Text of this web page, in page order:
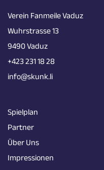
Verein Fanmeile Vaduz
Wuhrstrasse 13
9490 Vaduz
+423 231 18 28
info@skunk.li
Spielplan
Partner
Über Uns
Impressionen